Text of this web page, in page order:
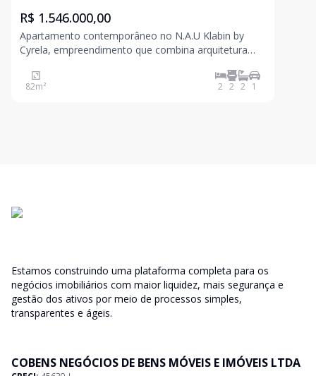
R$ 1.546.000,00
Apartamento contemporâneo no N.A.U Klabin by
Cyrela, empreendimento que combina arquitetura
mais desejadas de São Paulo. Com 82 m2 de área
privativa, o imóvel conta com 2 dormitórios, ambos
82m² 2 2 2 1
Estamos construindo uma plataforma completa para os
negócios imobiliários com maior liquidez, mais segurança e
gestão dos ativos por meio de processos simples,
transparentes e ágeis.
COBENS NEGÓCIOS DE BENS MÓVEIS E IMÓVEIS LTDA